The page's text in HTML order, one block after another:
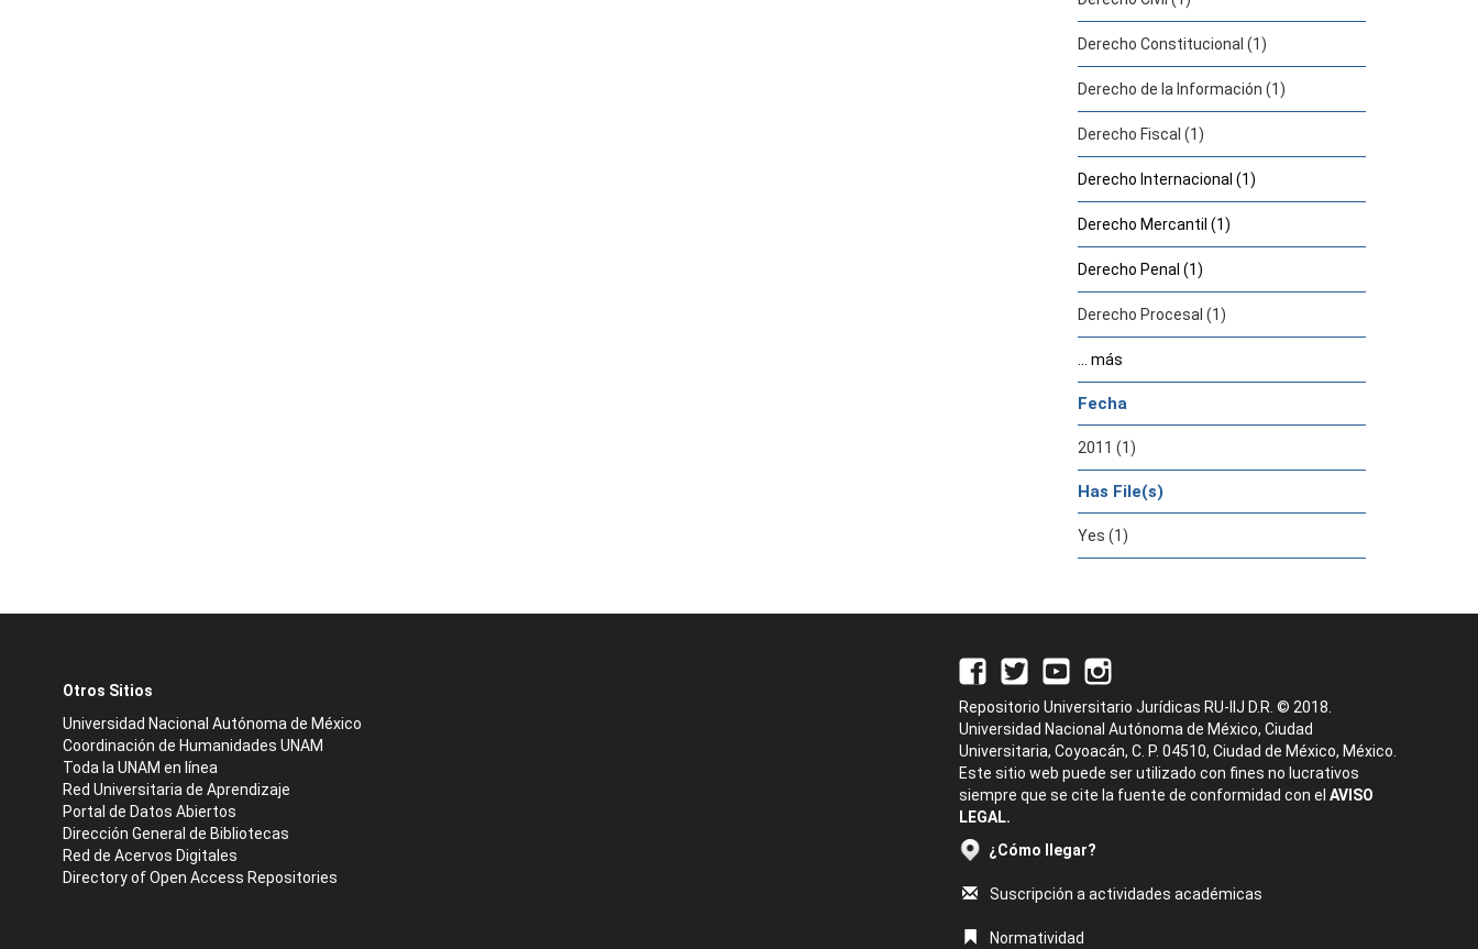
Derecho Constitucional (1)
Derecho de la Información (1)
Derecho Fiscal (1)
Derecho Internacional (1)
Derecho Mercantil (1)
Derecho Penal (1)
Derecho Procesal (1)
... más
Fecha
2011 (1)
Has File(s)
Yes (1)
Otros Sitios
Universidad Nacional Autónoma de México
Coordinación de Humanidades UNAM
Toda la UNAM en línea
Red Universitaria de Aprendizaje
Portal de Datos Abiertos
Dirección General de Bibliotecas
Red de Acervos Digitales
Directory of Open Access Repositories
Repositorio Universitario Jurídicas RU-IIJ D.R. © 2018.
Universidad Nacional Autónoma de México, Ciudad
Universitaria, Coyoacán, C. P. 04510, Ciudad de México, México.
Este sitio web puede ser utilizado con fines no lucrativos
siempre que se cite la fuente de conformidad con el AVISO
LEGAL.
¿Cómo llegar?
Suscripción a actividades académicas
Normatividad